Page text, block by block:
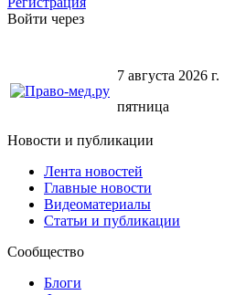
Войти через
7 августа 2026 г.
пятница
Новости и публикации
Лента новостей
Главные новости
Видеоматериалы
Статьи и публикации
Сообщество
Блоги